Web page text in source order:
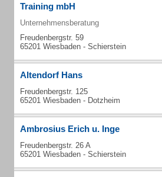
Training mbH
Unternehmensberatung
Freudenbergstr. 59
65201 Wiesbaden - Schierstein
Altendorf Hans
Freudenbergstr. 125
65201 Wiesbaden - Dotzheim
Ambrosius Erich u. Inge
Freudenbergstr. 26 A
65201 Wiesbaden - Schierstein